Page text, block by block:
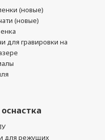
(новые)
(новые)
для гравировки на
для режущих